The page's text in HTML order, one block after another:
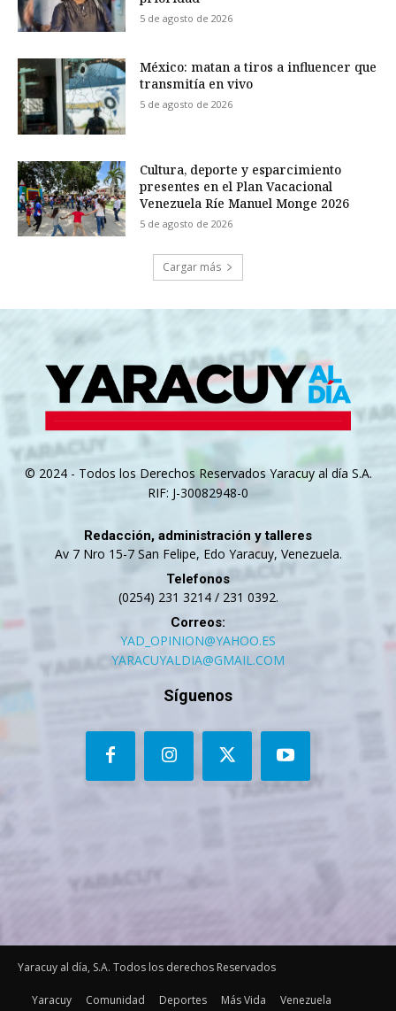
5 de agosto de 2026
México: matan a tiros a influencer que
transmitía en vivo
5 de agosto de 2026
Cultura, deporte y esparcimiento
presentes en el Plan Vacacional
Venezuela Ríe Manuel Monge 2026
5 de agosto de 2026
Cargar más
© 2024 - Todos los Derechos Reservados Yaracuy al día S.A.
RIF: J-30082948-0
Redacción, administración y talleres
Av 7 Nro 15-7 San Felipe, Edo Yaracuy, Venezuela.
Telefonos
(0254) 231 3214 / 231 0392.
Correos:
YAD_OPINION@YAHOO.ES
YARACUYALDIA@GMAIL.COM
Síguenos
Yaracuy al día, S.A. Todos los derechos Reservados
Yaracuy Comunidad Deportes Más Vida Venezuela